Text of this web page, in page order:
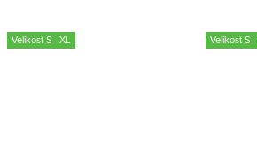
Velikost S - XL Velikost S